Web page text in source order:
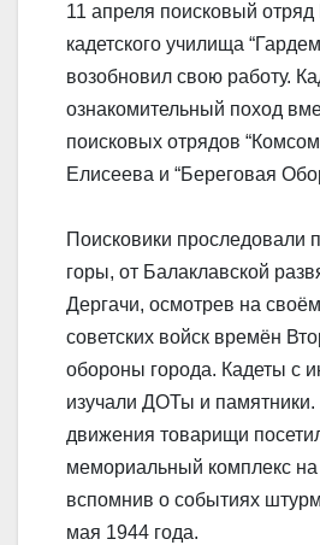
11 апреля поисковый отряд
кадетского училища
возобновил свою работу.
ознакомительный поход
поисковых отрядов
Елисеева и “Береговая
Поисковики проследовали
горы, от Балаклавской
Дергачи, осмотрев на
советских войск времён
обороны города. Кадеты с
изучали ДОТы и
движения товарищи
мемориальный комплекс
вспомнив о событиях
мая 1944 года.